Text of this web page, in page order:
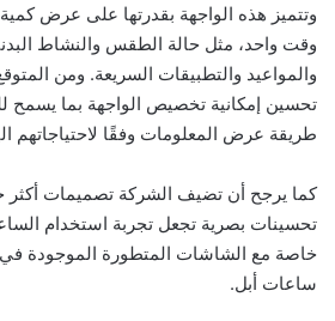
وتتميز هذه الواجهة بقدرتها على عرض
وقت واحد، مثل حالة الطقس والنشاط
والمواعيد والتطبيقات السريعة. ومن
تحسين إمكانية تخصيص الواجهة بما يسمح
طريقة عرض المعلومات وفقًا لاحتياجاتهم
كما يرجح أن تضيف الشركة تصميمات أكثر
تحسينات بصرية تجعل تجربة استخدام
خاصة مع الشاشات المتطورة الموجودة في
ساعات أبل.